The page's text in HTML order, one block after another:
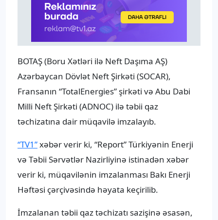
BOTAŞ (Boru Xətləri ilə Neft Daşıma AŞ)
Azərbaycan Dövlət Neft Şirkəti (SOCAR),
Fransanın “TotalEnergies” şirkəti və Abu Dabi
Milli Neft Şirkəti (ADNOC) ilə təbii qaz
təchizatına dair müqavilə imzalayıb.
“TV1”xəbər verir ki, “Report” Türkiyənin Enerji
və Təbii Sərvətlər Nazirliyinə istinadən xəbər
verir ki, müqavilənin imzalanması Bakı Enerji
Həftəsi çərçivəsində həyata keçirilib.
İmzalanan təbii qaz təchizatı sazişinə əsasən,